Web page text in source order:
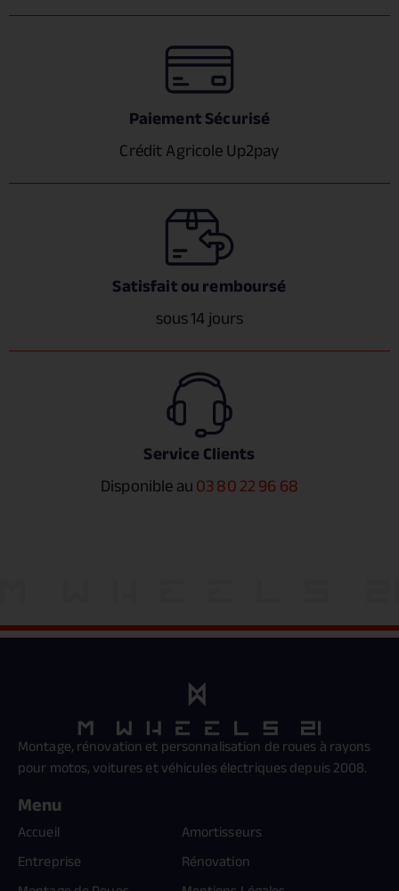
Paiement Sécurisé
Crédit Agricole Up2pay
Satisfait ou remboursé
sous 14 jours
Service Clients
Disponible au03 80 22 96 68
Montage, rénovation et personnalisation de roues à rayons
pour motos, voitures et véhicules électriques depuis 2008.
Menu
Accueil
Entreprise
Amortisseurs
Rénovation